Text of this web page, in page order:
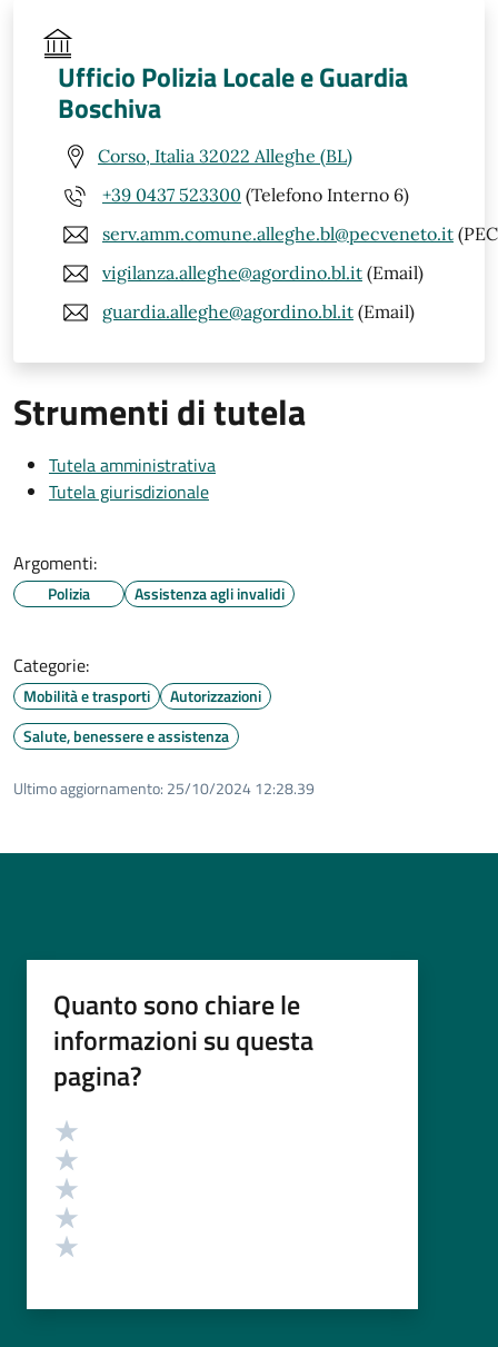
Ufficio Polizia Locale e Guardia
Boschiva
Corso, Italia 32022 Alleghe (BL)
+39 0437 523300 (Telefono Interno 6)
serv.amm.comune.alleghe.bl@pecveneto.it
vigilanza.alleghe@agordino.bl.it (Email)
guardia.alleghe@agordino.bl.it (Email)
Strumenti di tutela
Tutela amministrativa
Tutela giurisdizionale
Argomenti:
Polizia Assistenza agli invalidi
Categorie:
Mobilità e trasporti
Autorizzazioni
Salute, benessere e assistenza
Ultimo aggiornamento: 25/10/2024 12:28.39
Quanto sono chiare le
informazioni su questa
pagina?
Valutazione